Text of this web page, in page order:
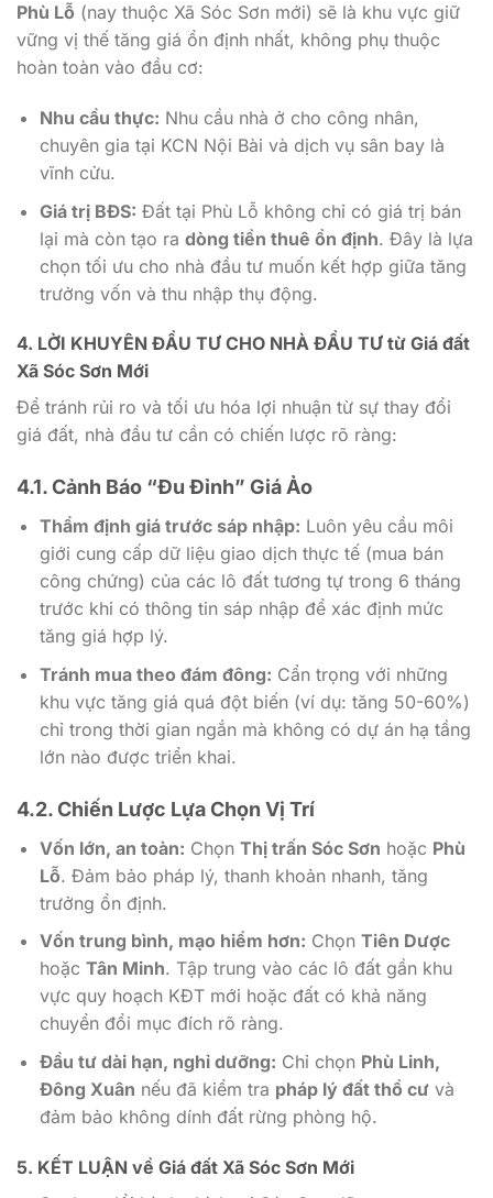
Phù Lỗ (nay thuộc Xã Sóc Sơn mới) sẽ là khu vực giữ
vững vị thế tăng giá ổn định nhất, không phụ thuộc
hoàn toàn vào đầu cơ:
Nhu cầu thực: Nhu cầu nhà ở cho công nhân,
chuyên gia tại KCN Nội Bài và dịch vụ sân bay là
vĩnh cửu.
Giá trị BĐS: Đất tại Phù Lỗ không chỉ có giá trị bán
lại mà còn tạo ra dòng tiền thuê ổn định. Đây là lựa
chọn tối ưu cho nhà đầu tư muốn kết hợp giữa tăng
trưởng vốn và thu nhập thụ động.
4. LỜI KHUYÊN ĐẦU TƯ CHO NHÀ ĐẦU TƯ từ Giá đất
Xã Sóc Sơn Mới
Để tránh rủi ro và tối ưu hóa lợi nhuận từ sự thay đổi
giá đất, nhà đầu tư cần có chiến lược rõ ràng:
4.1. Cảnh Báo “Đu Đỉnh” Giá Ảo
Thẩm định giá trước sáp nhập: Luôn yêu cầu môi
giới cung cấp dữ liệu giao dịch thực tế (mua bán
công chứng) của các lô đất tương tự trong 6 tháng
trước khi có thông tin sáp nhập để xác định mức
tăng giá hợp lý.
Tránh mua theo đám đông: Cẩn trọng với những
khu vực tăng giá quá đột biến (ví dụ: tăng 50-60%)
chỉ trong thời gian ngắn mà không có dự án hạ tầng
lớn nào được triển khai.
4.2. Chiến Lược Lựa Chọn Vị Trí
Vốn lớn, an toàn: Chọn Thị trấn Sóc Sơn hoặc Phù
Lỗ. Đảm bảo pháp lý, thanh khoản nhanh, tăng
trưởng ổn định.
Vốn trung bình, mạo hiểm hơn: Chọn Tiên Dược
hoặc Tân Minh. Tập trung vào các lô đất gần khu
vực quy hoạch KĐT mới hoặc đất có khả năng
chuyển đổi mục đích rõ ràng.
Đầu tư dài hạn, nghỉ dưỡng: Chỉ chọn Phù Linh,
Đông Xuân nếu đã kiểm tra pháp lý đất thổ cưvà
đảm bảo không dính đất rừng phòng hộ.
5. KẾT LUẬN về Giá đất Xã Sóc Sơn Mới